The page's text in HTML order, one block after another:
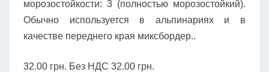
морозостойкости: 3 (полностью морозостойкий).
Обычно используется в альпинариях и в
качестве переднего края миксбордер..
32.00 грн. Без НДС 32.00 грн.